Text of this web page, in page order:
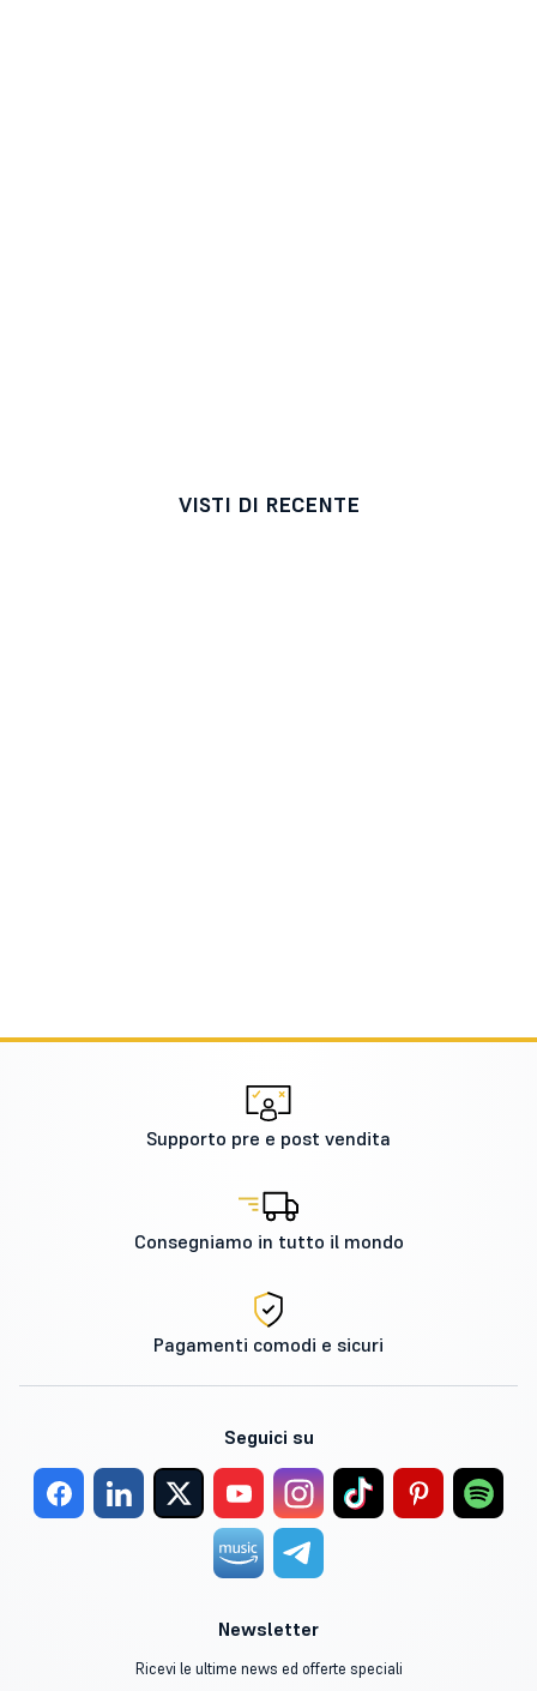
VISTI DI RECENTE
Supporto pre e post vendita
Consegniamo in tutto il mondo
Pagamenti comodi e sicuri
Seguici su
Newsletter
Ricevi le ultime news ed offerte speciali